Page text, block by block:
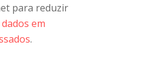
para reduzir
em
.